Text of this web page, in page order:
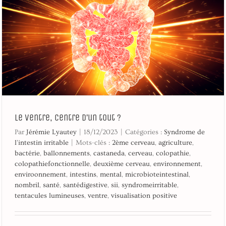
Le ventre, centre d’un tout ?
Par Jérémie Lyautey 18/12/2023 Catégories : Syndrome de
l'intestin irritable
Mots-clés : 2ème cerveau, agriculture,
bactérie, ballonnements, castaneda, cerveau, colopathie,
colopathiefonctionnelle, deuxième cerveau, environnement,
enviroonnement, intestins, mental, microbioteintestinal,
nombril, santé, santédigestive, sii, syndromeirritable,
tentacules lumineuses, ventre, visualisation positive